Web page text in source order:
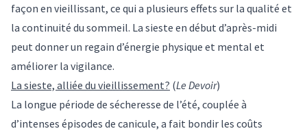
façon en vieillissant, ce qui a plusieurs effets sur la qualité et
la continuité du sommeil. La sieste en début d’après-midi
peut donner un regain d’énergie physique et mental et
améliorer la vigilance.
La sieste, alliée du vieillissement ? (Le Devoir)
La longue période de sécheresse de l’été, couplée à
d’intenses épisodes de canicule, a fait bondir les coûts